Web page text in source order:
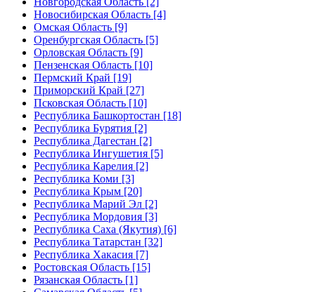
Новосибирская Область [4]
Омская Область [9]
Оренбургская Область [5]
Орловская Область [9]
Пензенская Область [10]
Пермский Край [19]
Приморский Край [27]
Псковская Область [10]
Республика Башкортостан [18]
Республика Бурятия [2]
Республика Дагестан [2]
Республика Ингушетия [5]
Республика Карелия [2]
Республика Коми [3]
Республика Крым [20]
Республика Марий Эл [2]
Республика Мордовия [3]
Республика Саха (Якутия) [6]
Республика Татарстан [32]
Республика Хакасия [7]
Ростовская Область [15]
Рязанская Область [1]